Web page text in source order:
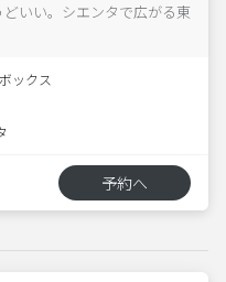
いい。シエンタで広がる東
ックス
予約へ